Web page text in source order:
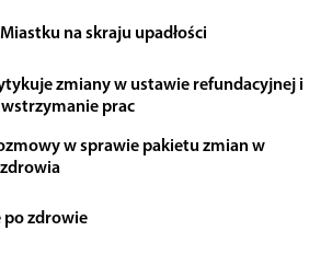
na skraju upadłości
zmiany w ustawie refundacyjnej i
prac
w sprawie pakietu zmian w
po zdrowie